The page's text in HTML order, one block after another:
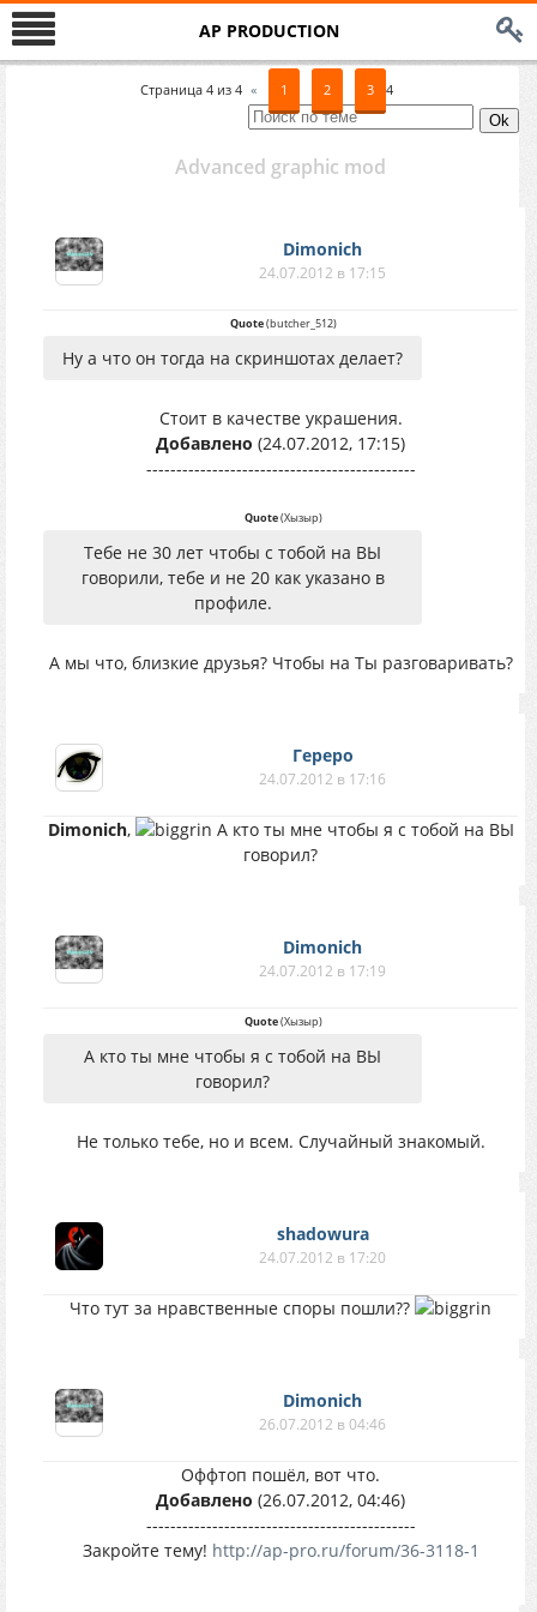
AP PRODUCTION
Страница 4 из 4 « 1 2 3 4
Advanced graphic mod
Dimonich
24.07.2012 в 17:15
Quote(butcher_512)
Ну а что он тогда на скриншотах делает?
Стоит в качестве украшения.
Добавлено (24.07.2012, 17:15)
---------------------------------------------
Quote(Хызыр)
Тебе не 30 лет чтобы с тобой на ВЫ
говорили, тебе и не 20 как указано в
профиле.
А мы что, близкие друзья? Чтобы на Ты разговаривать?
Гереро
24.07.2012 в 17:16
Dimonich,
А кто ты мне чтобы я с тобой на ВЫ
говорил?
Dimonich
24.07.2012 в 17:19
Quote(Хызыр)
А кто ты мне чтобы я с тобой на ВЫ
говорил?
Не только тебе, но и всем. Случайный знакомый.
shadowura
24.07.2012 в 17:20
Что тут за нравственные споры пошли??
Dimonich
26.07.2012 в 04:46
Оффтоп пошёл, вот что.
Добавлено (26.07.2012, 04:46)
---------------------------------------------
Закройте тему! http://ap-pro.ru/forum/36-3118-1